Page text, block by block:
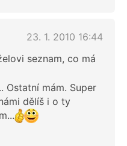
23. 1. 2010 16:44
seznam, co má
Ostatní mám. Super
dělíš i o ty